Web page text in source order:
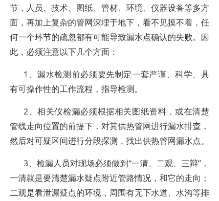
节，人员、技术、图纸、管材、环境、仪器设备等多方
面，再加上复杂的管网深埋于地下，看不见摸不着，任
何一个环节的疏忽都有可能导致漏水点确认的失败。因
此，必须注意以下几个方面：
1、漏水检测前必须要先制定一套严谨、科学、具
有可操作性的工作流程，指导检测。
2、相关仪检漏必须根据相关图纸资料，或在清楚
管线走向位置的前提下，对其供热管网进行漏水排查，
然后对可疑区间进行分段探测，找出供热管网漏水点。
3、检漏人员对现场必须做到“一清、二观、三辩”，
一清就是要清楚漏水疑点附近管路情况，和它的走向；
二观是看泄漏疑点的环境，周围有无下水道、水沟等排